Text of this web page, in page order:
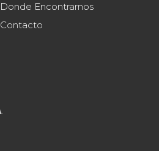
Donde Encontrarnos
Contacto